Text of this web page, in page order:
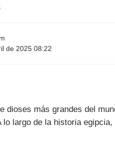
de 2025 08:22
dioses más grandes del
largo de la historia